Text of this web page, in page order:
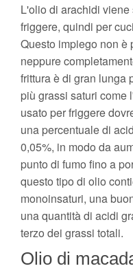
L'olio di arachidi
friggere, quindi per
Questo impiego non è
neppure
frittura è di gran lunga
più grassi saturi come
usato per friggere
una percentuale di
0,05%, in modo da
punto di fumo fino a
questo tipo di olio
monoinsaturi, una
una quantità di acidi
terzo dei grassi totali.
Olio di